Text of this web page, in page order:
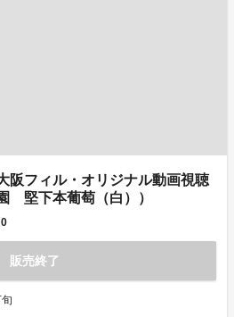
阪フィル・オリジナル動画視聴
堅下本葡萄（白））
0
販売終了